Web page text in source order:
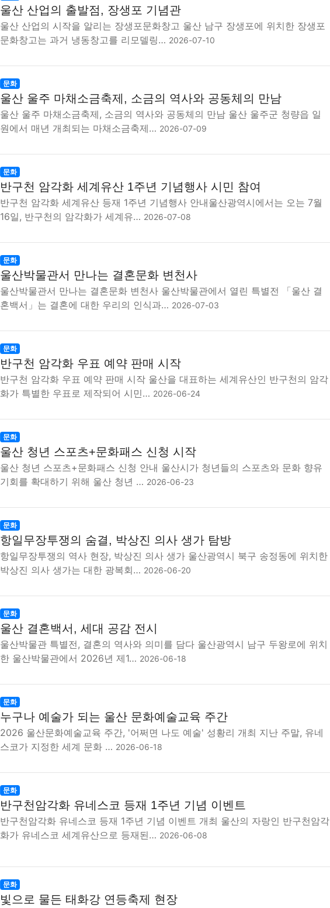
울산 산업의 출발점, 장생포 기념관
울산 산업의 시작을 알리는 장생포문화창고 울산 남구 장생포에 위치한 장생포
문화창고는 과거 냉동창고를 리모델링… 2026-07-10
문화
울산 울주 마채소금축제, 소금의 역사와 공동체의 만남
울산 울주 마채소금축제, 소금의 역사와 공동체의 만남 울산 울주군 청량읍 일
원에서 매년 개최되는 마채소금축제… 2026-07-09
문화
반구천 암각화 세계유산 1주년 기념행사 시민 참여
반구천 암각화 세계유산 등재 1주년 기념행사 안내울산광역시에서는 오는 7월
16일, 반구천의 암각화가 세계유… 2026-07-08
문화
울산박물관서 만나는 결혼문화 변천사
울산박물관서 만나는 결혼문화 변천사 울산박물관에서 열린 특별전 「울산 결
혼백서」는 결혼에 대한 우리의 인식과… 2026-07-03
문화
반구천 암각화 우표 예약 판매 시작
반구천 암각화 우표 예약 판매 시작 울산을 대표하는 세계유산인 반구천의 암각
화가 특별한 우표로 제작되어 시민… 2026-06-24
문화
울산 청년 스포츠+문화패스 신청 시작
울산 청년 스포츠+문화패스 신청 안내 울산시가 청년들의 스포츠와 문화 향유
기회를 확대하기 위해 울산 청년 … 2026-06-23
문화
항일무장투쟁의 숨결, 박상진 의사 생가 탐방
항일무장투쟁의 역사 현장, 박상진 의사 생가 울산광역시 북구 송정동에 위치한
박상진 의사 생가는 대한 광복회… 2026-06-20
문화
울산 결혼백서, 세대 공감 전시
울산박물관 특별전, 결혼의 역사와 의미를 담다 울산광역시 남구 두왕로에 위치
한 울산박물관에서 2026년 제1… 2026-06-18
문화
누구나 예술가 되는 울산 문화예술교육 주간
2026 울산문화예술교육 주간, '어쩌면 나도 예술' 성황리 개최 지난 주말, 유네
스코가 지정한 세계 문화 … 2026-06-18
문화
반구천암각화 유네스코 등재 1주년 기념 이벤트
반구천암각화 유네스코 등재 1주년 기념 이벤트 개최 울산의 자랑인 반구천암각
화가 유네스코 세계유산으로 등재된… 2026-06-08
문화
빛으로 물든 태화강 연등축제 현장